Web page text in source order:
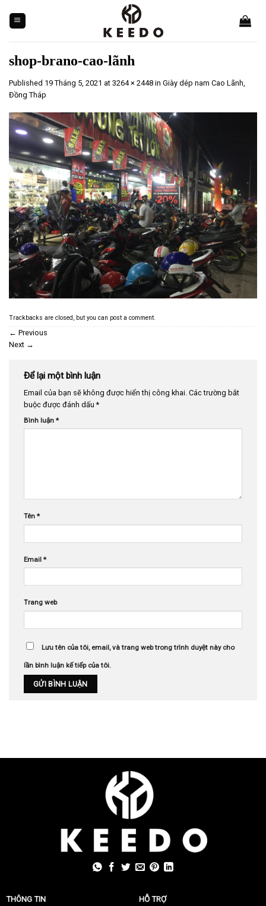
content
shop-brano-cao-lãnh
Published 19 Tháng 5, 2021 at 3264 × 2448 in Giày dép nam Cao Lãnh,
Đồng Tháp
Trackbacks are closed, but you can post a comment
← Previous
Next →
Để lại một bình luận
Email của bạn sẽ không được hiển thị công khai. Các trường bắt
buộc được đánh dấu*
Bình luận *
Tên *
Email *
Trang web
Lưu tên của tôi, email, và trang web trong trình duyệt này cho
lần bình luận kế tiếp của tôi.
THÔNG TIN HỖ TRỢ